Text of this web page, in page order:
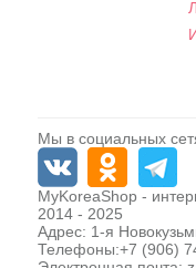
Мы в социальных
MyKoreaShop -
2014 - 2025
Адрес: 1-я
Телефоны:+7 (906)